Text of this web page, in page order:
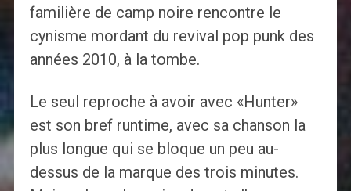
familière de camp noire rencontre le
cynisme mordant du revival pop punk des
années 2010, à la tombe.
Le seul reproche à avoir avec «Hunter»
est son bref runtime, avec sa chanson la
plus longue qui se bloque un peu au-
dessus de la marque des trois minutes.